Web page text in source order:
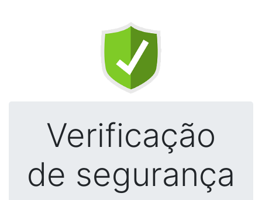
Verificação
de segurança